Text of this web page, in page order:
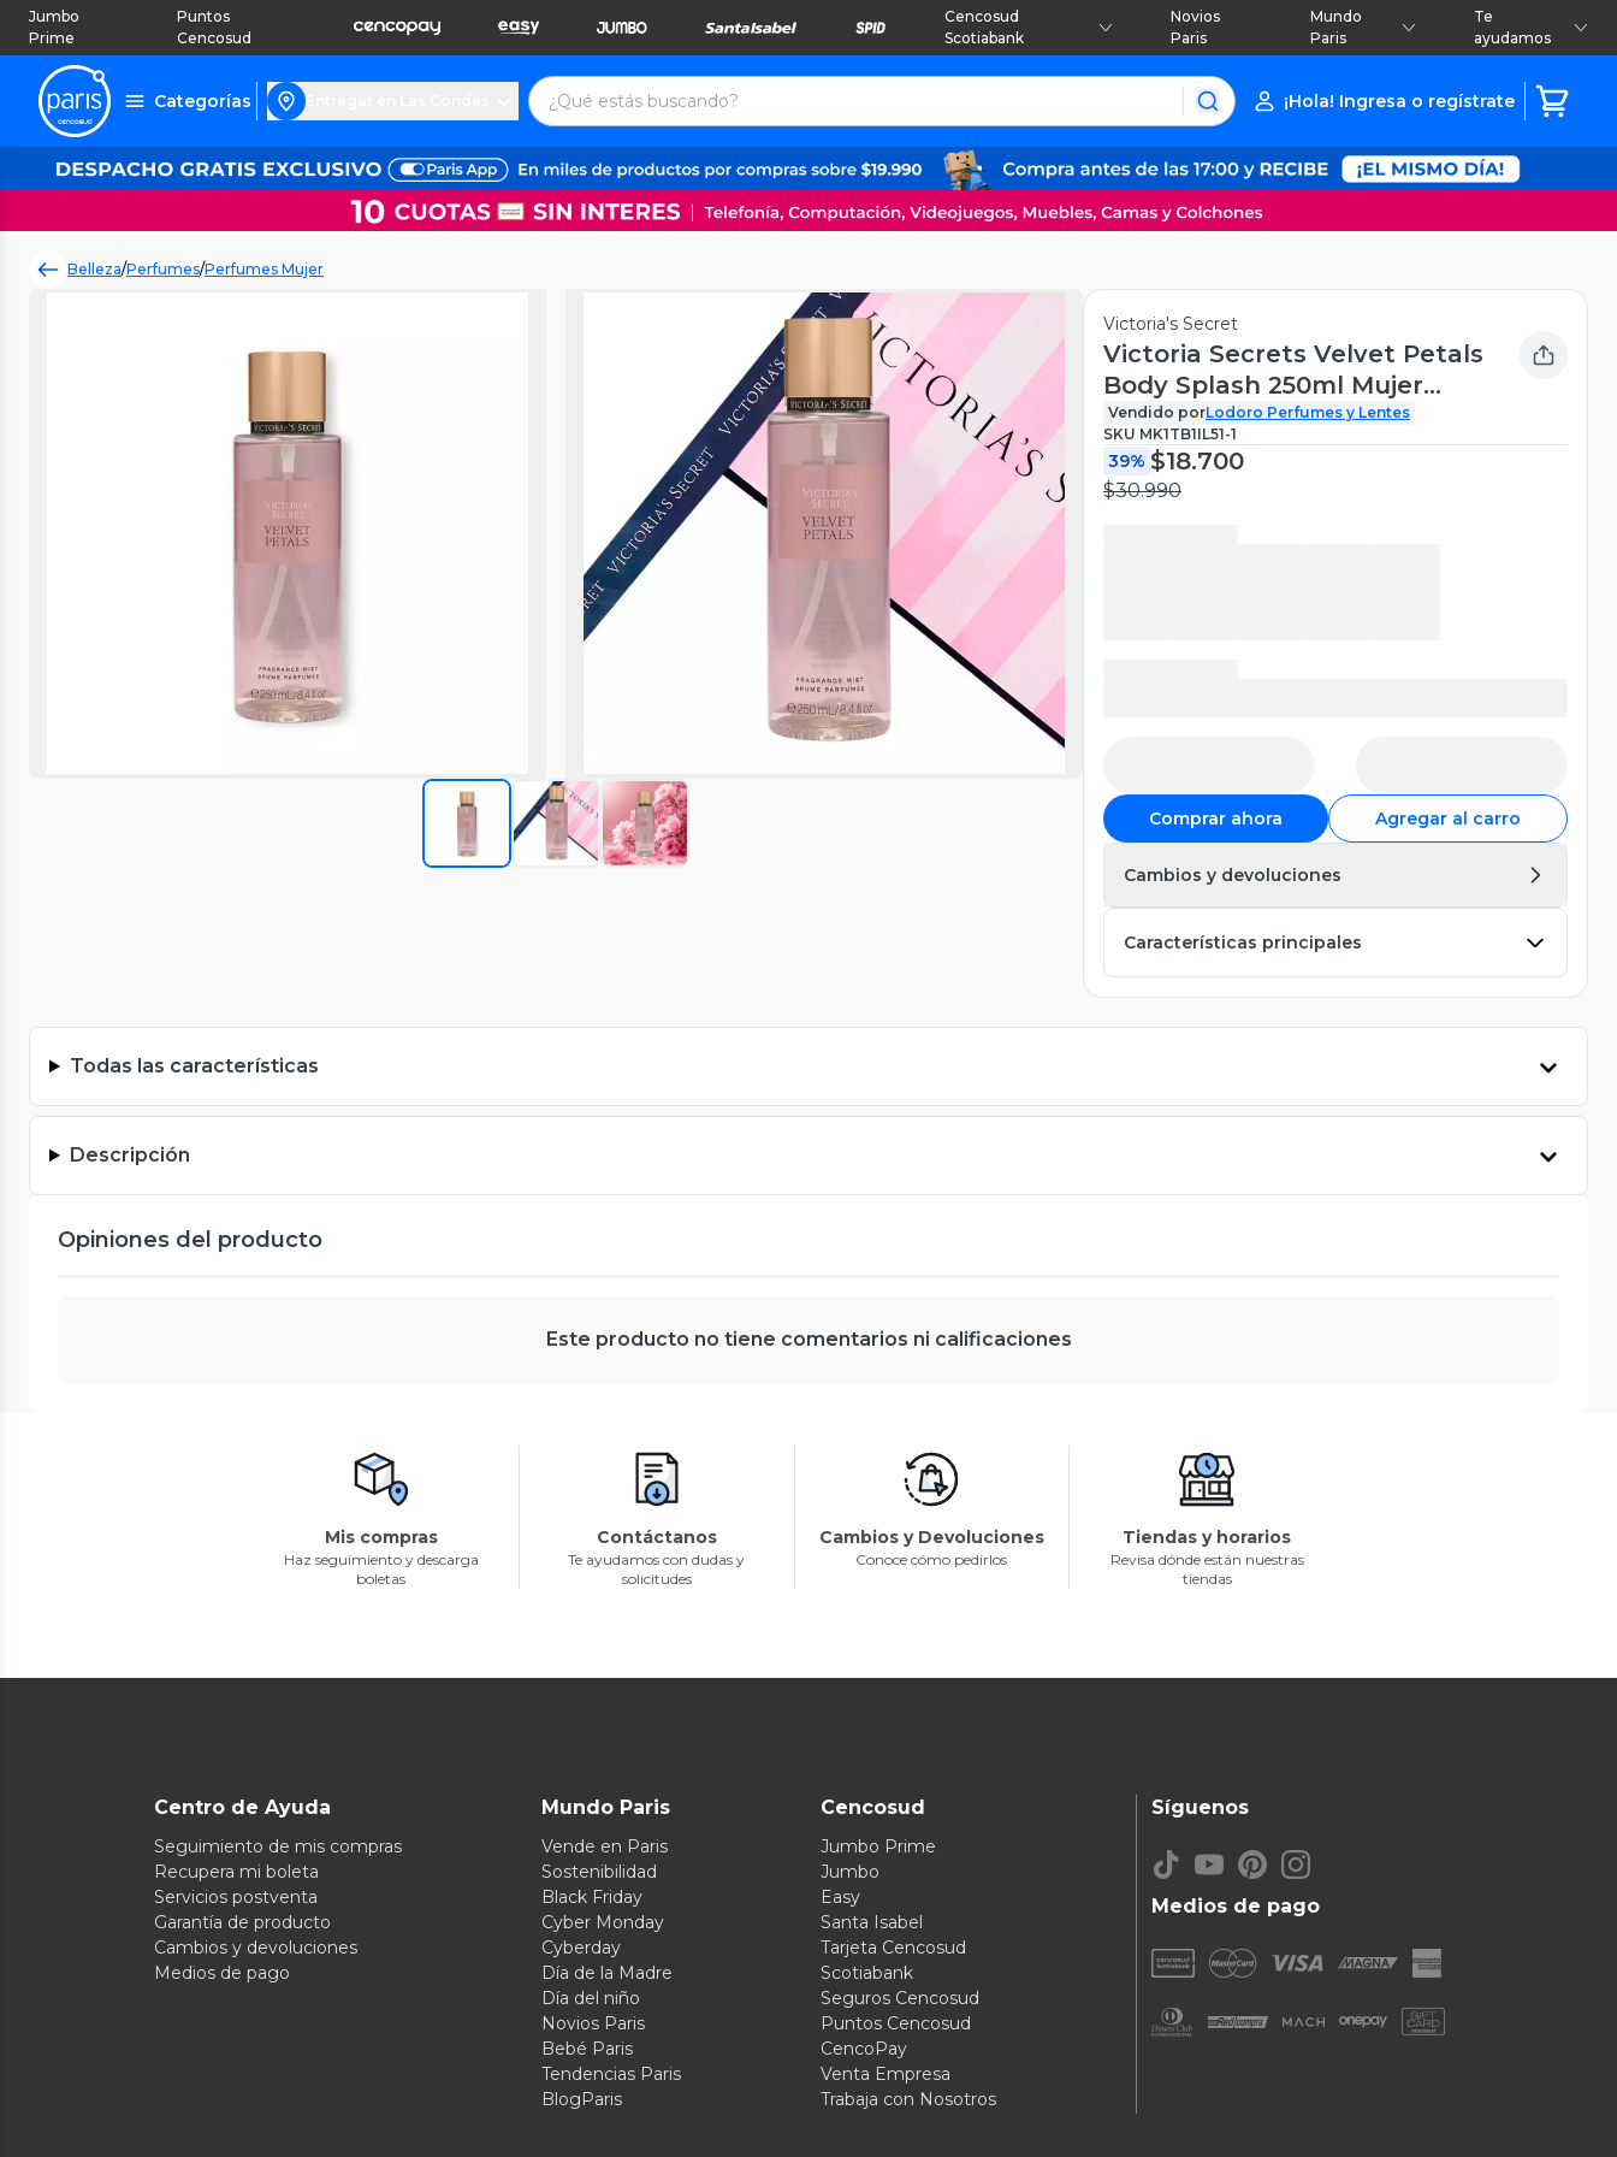
Jumbo
Prime
Puntos
Cencosud
Cencosud
Scotiabank
Novios
Paris
Mundo
Paris
Te
ayudamos
Categorías ¡Hola! Ingresa o regístrate
Belleza/Perfumes/Perfumes Mujer
Victoria's Secret
Victoria Secrets Velvet Petals
Body Splash 250ml Mujer
Nuevo Formato
Vendido porLodoro Perfumes y Lentes
SKU MK1TB1IL51-1
39% $18.700
$30.990
Comprar ahora Agregar al carro
Cambios y devoluciones
Características principales
Todas las características
Descripción
Opiniones del producto
Este producto no tiene comentarios ni calificaciones
Mis compras
Haz seguimiento y descarga
boletas
Contáctanos
Te ayudamos con dudas y
solicitudes
Cambios y Devoluciones
Conoce cómo pedirlos
Tiendas y horarios
Revisa dónde están nuestras
tiendas
Centro de Ayuda
Seguimiento de mis compras
Recupera mi boleta
Servicios postventa
Garantía de producto
Cambios y devoluciones
Medios de pago
Mundo Paris
Vende en Paris
Sostenibilidad
Black Friday
Cyber Monday
Cyberday
Día de la Madre
Día del niño
Novios Paris
Bebé Paris
Tendencias Paris
BlogParis
Cencosud
Jumbo Prime
Jumbo
Easy
Santa Isabel
Tarjeta Cencosud
Scotiabank
Seguros Cencosud
Puntos Cencosud
CencoPay
Venta Empresa
Trabaja con Nosotros
Medios de pago
Síguenos